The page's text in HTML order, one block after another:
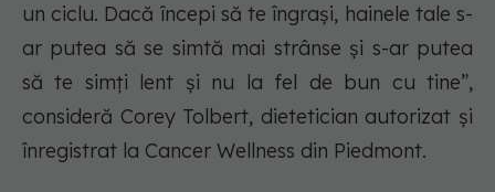
un ciclu. Dacă începi să te îngrași, hainele tale s-
ar putea să se simtă mai strânse și s-ar putea
să te simți lent și nu la fel de bun cu tine”,
consideră Corey Tolbert, dietetician autorizat și
înregistrat la Cancer Wellness din Piedmont.